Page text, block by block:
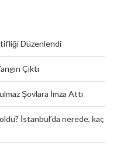
Düzenlendi
Çıktı
Şovlara İmza Attı
İstanbul’da nerede, kaç